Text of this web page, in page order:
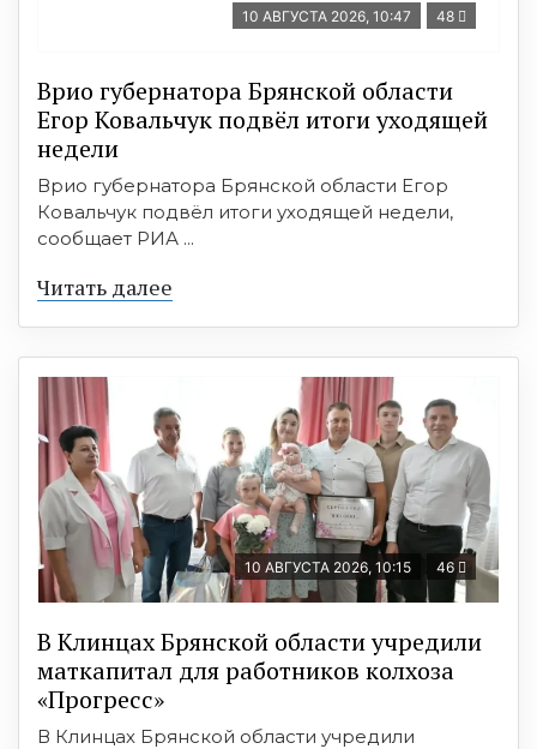
10 АВГУСТА 2026, 10:47 48
Врио губернатора Брянской области
Егор Ковальчук подвёл итоги уходящей
недели
Врио губернатора Брянской области Егор
Ковальчук подвёл итоги уходящей недели,
сообщает РИА ...
Читать далее
10 АВГУСТА 2026, 10:15 46
В Клинцах Брянской области учредили
маткапитал для работников колхоза
«Прогресс»
В Клинцах Брянской области учредили